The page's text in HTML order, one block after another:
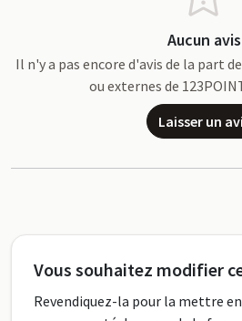
Aucun avis
Il n'y a pas encore d'avis de la part
ou externes de
Laisser un
Vous souhaitez modifier
Revendiquez-la pour la mettre